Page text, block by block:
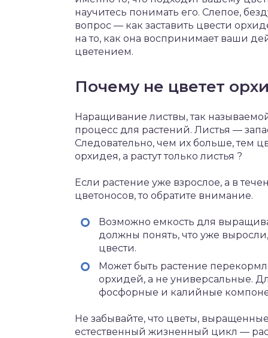
научитесь понимать его. Слепое,
вопрос — как заставить цвести
на то, как она воспринимает ваши
цветением.
Почему не цветет
Наращивание листвы, так
процесс для растений. Листья —
Следовательно, чем их больше, тем
орхидея, а растут только листья ?
Если растение уже взрослое, а в
цветоносов, то обратите внимание.
Возможно емкость для
должны понять, что уже
цвести.
Может быть растение
орхидей, а не универсальные.
фосфорные и калийные
Не забывайте, что цветы,
естественный жизненный цикл —